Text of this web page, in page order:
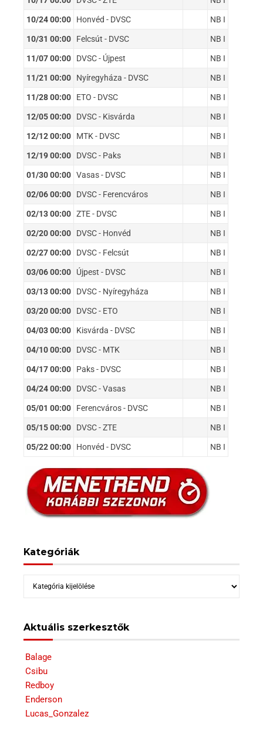
10/24 00:00 Honvéd - DVSC NB I
10/31 00:00 Felcsút - DVSC NB I
11/07 00:00 DVSC - Újpest NB I
11/21 00:00 Nyíregyháza - DVSC NB I
11/28 00:00 ETO - DVSC NB I
12/05 00:00 DVSC - Kisvárda NB I
12/12 00:00 MTK - DVSC NB I
12/19 00:00 DVSC - Paks NB I
01/30 00:00 Vasas - DVSC NB I
02/06 00:00 DVSC - Ferencváros NB I
02/13 00:00 ZTE - DVSC NB I
02/20 00:00 DVSC - Honvéd NB I
02/27 00:00 DVSC - Felcsút NB I
03/06 00:00 Újpest - DVSC NB I
03/13 00:00 DVSC - Nyíregyháza NB I
03/20 00:00 DVSC - ETO NB I
04/03 00:00 Kisvárda - DVSC NB I
04/10 00:00 DVSC - MTK NB I
04/17 00:00 Paks - DVSC NB I
04/24 00:00 DVSC - Vasas NB I
05/01 00:00 Ferencváros - DVSC NB I
05/15 00:00 DVSC - ZTE NB I
05/22 00:00 Honvéd - DVSC NB I
Kategóriák
Kategóriák
Aktuális szerkesztők
Balage
Csibu
Redboy
Enderson
Lucas_Gonzalez